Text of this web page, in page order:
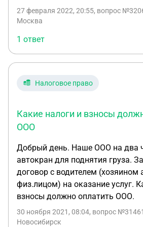
оставшиеся 9 тыс я делаю
со своего счета водителю,
не мой доход. Верно? Также, в дальнейшем, я
планирую приобрести на свое
ней и развозил грузы. Какой
без проблем развозить грузы?
экипажа. Мне нужно нанять
водителем? Трудовой договор
оказание транспортных услуг? Можете отправить
бланк договора на аренду и
27 февраля 2022, 20:55, вопрос
Москва
1 ответ
Налоговое право
Какие налоги и взносы
ООО
Добрый день. Наше ООО на два
автокран для поднятия груза.
договор с водителем (хозяином
физ.лицом) на оказание услуг.
взносы должно оплатить ООО.
30 ноября 2021, 08:04, вопрос
Новосибирск